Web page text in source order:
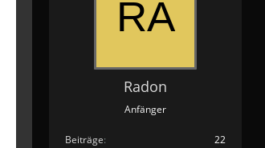
Radon
Anfänger
Beiträge 22